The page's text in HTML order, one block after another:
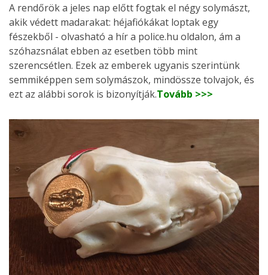
A rendőrök a jeles nap előtt fogtak el négy solymászt,
akik védett madarakat: héjafiókákat loptak egy
fészekből - olvasható a hír a police.hu oldalon, ám a
szóhazsnálat ebben az esetben több mint
szerencsétlen. Ezek az emberek ugyanis szerintünk
semmiképpen sem solymászok, mindössze tolvajok, és
ezt az alábbi sorok is bizonyítják.Tovább >>>